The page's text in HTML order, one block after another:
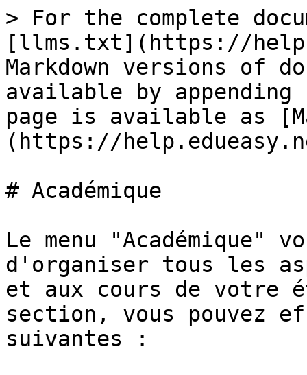
> For the complete
[llms.txt](https://
Markdown versions of
available by
page is available as
(https://
# Académique
Le menu "Académique"
d'organiser tous les
et aux cours de votre
section, vous pouvez
suivantes :